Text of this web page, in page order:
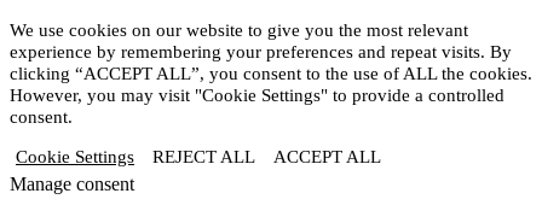
We use cookies on our website to give you the most relevant
experience by remembering your preferences and repeat visits. By
clicking “ACCEPT ALL”, you consent to the use of ALL the cookies.
However, you may visit "Cookie Settings" to provide a controlled
consent.
Cookie Settings REJECT ALL ACCEPT ALL
Manage consent